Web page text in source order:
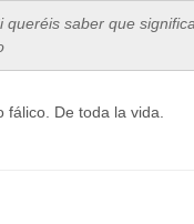
queréis saber que
fálico. De toda la vida.